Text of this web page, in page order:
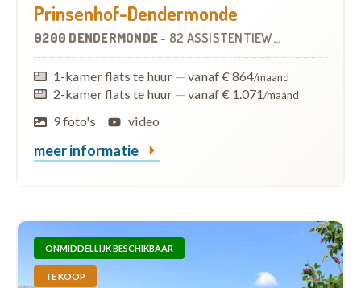
Prinsenhof-Dendermonde
9200 DENDERMONDE - 82 ASSISTENTIEWONINGEN
1-kamer flats te huur — vanaf € 864/maand
2-kamer flats te huur — vanaf € 1.071/maand
9 foto's video
meer informatie
ONMIDDELLIJK BESCHIKBAAR
TE KOOP